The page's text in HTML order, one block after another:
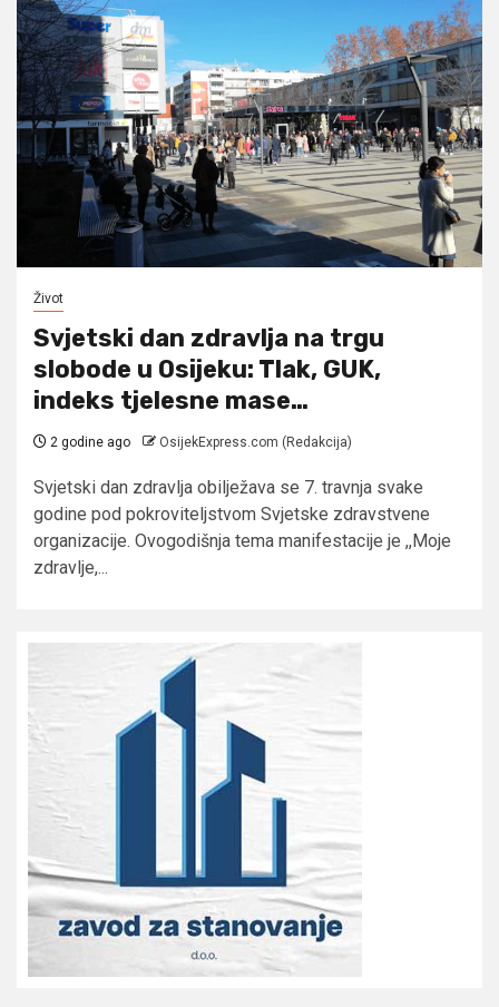
Život
Svjetski dan zdravlja na trgu
slobode u Osijeku: Tlak, GUK,
indeks tjelesne mase…
2 godine ago OsijekExpress.com (Redakcija)
Svjetski dan zdravlja obilježava se 7. travnja svake
godine pod pokroviteljstvom Svjetske zdravstvene
organizacije. Ovogodišnja tema manifestacije je ,,Moje
zdravlje,...